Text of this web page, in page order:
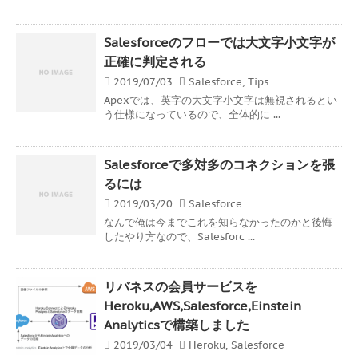
Salesforceのフローでは大文字小文字が
正確に判定される
2019/07/03 Salesforce, Tips
Apexでは、英字の大文字小文字は無視されるとい
う仕様になっているので、全体的に ...
Salesforceで多対多のコネクションを張
るには
2019/03/20
Salesforce
なんで俺は今までこれを知らなかったのかと後悔
したやり方なので、Salesforc ...
リバネスの会員サービスを
Heroku,AWS,Salesforce,Einstein
Analyticsで構築しました
2019/03/04 Heroku, Salesforce